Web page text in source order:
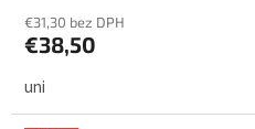
€31,30 bez DPH
€38,50
uni